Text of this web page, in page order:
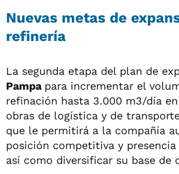
Nuevas metas de
refinería
La segunda etapa del plan de
Pampa para incrementar el
refinación hasta 3.000 m3/día
obras de logística y de
que le permitirá a la compañía
posición competitiva y presencia
así como diversificar su base de